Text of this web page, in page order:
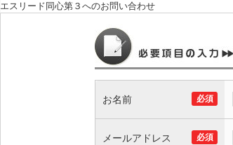
エスリード同心第３ へのお問い合わせ
必須
お名前
必須
メールアドレス